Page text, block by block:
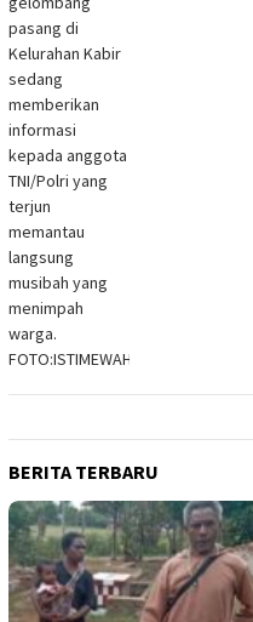
BERITA TERBARU